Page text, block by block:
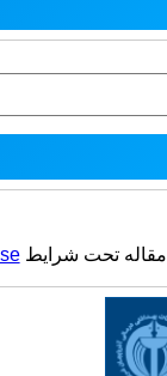
مقاله تحت شرایط